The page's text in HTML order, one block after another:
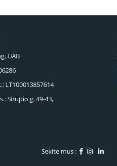
UAB
LT100013857614
Sirupio g. 49-43,
Sekite mus :